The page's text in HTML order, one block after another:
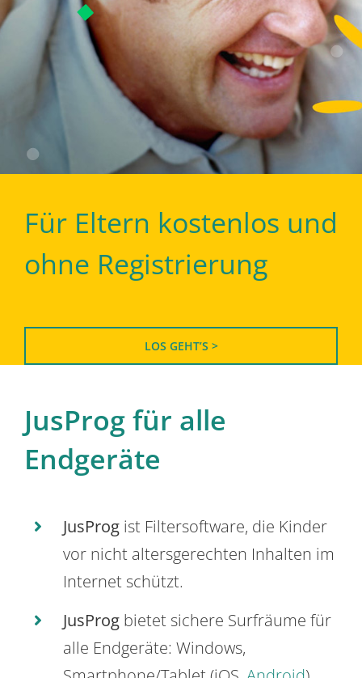
Für Eltern kostenlos und
ohne Registrierung
LOS GEHT’S >
JusProg für alle
Endgeräte
JusProg ist Filtersoftware, die Kinder
vor nicht altersgerechten Inhalten im
Internet schützt.
JusProg bietet sichere Surfräume für
alle Endgeräte: Windows,